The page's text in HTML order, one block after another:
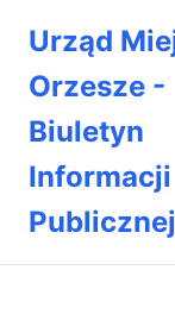
Urząd
Orzesze -
Biuletyn
Informacji
Publicznej